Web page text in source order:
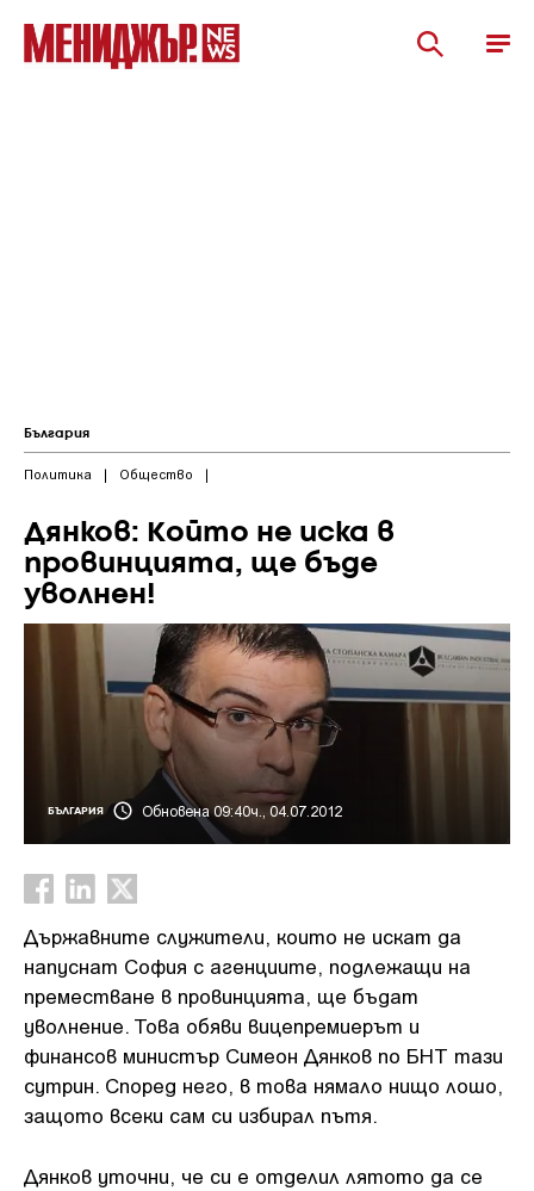
България
Политика | Общество |
Дянков: Който не иска в
провинцията, ще бъде
уволнен!
БЪЛГАРИЯ Обновена 09:40ч., 04.07.2012
Държавните служители, които не искат да
напуснат София с агенциите, подлежащи на
преместване в провинцията, ще бъдат
уволнение. Това обяви вицепремиерът и
финансов министър Симеон Дянков по БНТ тази
сутрин. Според него, в това нямало нищо лошо,
защото всеки сам си избирал пътя.
Дянков уточни, че си е отделил лятото да се